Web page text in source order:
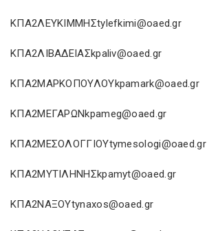
ΚΠΑ2ΛΕΥΚΙΜΜΗΣtylefkimi@oaed.gr
ΚΠΑ2ΛΙΒΑΔΕΙΑΣkpaliv@oaed.gr
ΚΠΑ2ΜΑΡΚΟΠΟΥΛΟΥkpamark@oaed.gr
ΚΠΑ2ΜΕΓΑΡΩΝkpameg@oaed.gr
ΚΠΑ2ΜΕΣΟΛΟΓΓΙΟΥtymesologi@oaed.gr
ΚΠΑ2ΜΥΤΙΛΗΝΗΣkpamyt@oaed.gr
ΚΠΑ2ΝΑΞΟΥtynaxos@oaed.gr